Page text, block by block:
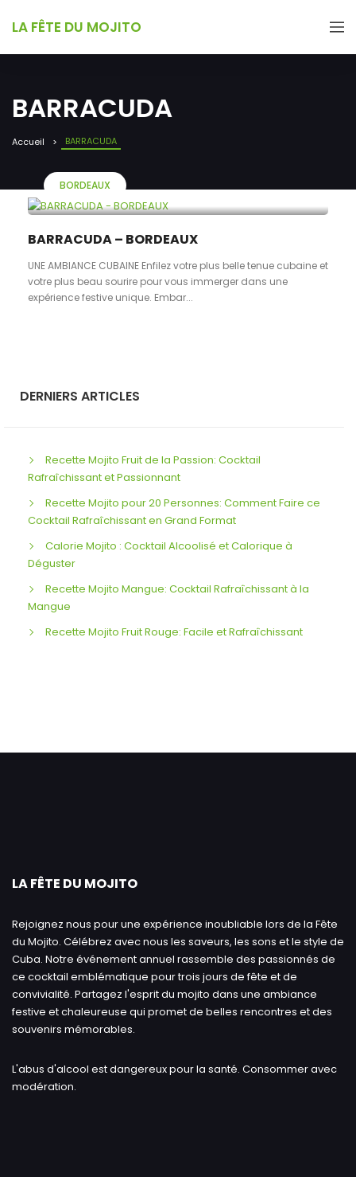
LA FÊTE DU MOJITO
BARRACUDA
Accueil BARRACUDA
BORDEAUX
BARRACUDA – BORDEAUX
UNE AMBIANCE CUBAINE Enfilez votre plus belle tenue cubaine et
votre plus beau sourire pour vous immerger dans une
expérience festive unique. Embar...
DERNIERS ARTICLES
Recette Mojito Fruit de la Passion: Cocktail
Rafraîchissant et Passionnant
Recette Mojito pour 20 Personnes: Comment Faire ce
Cocktail Rafraîchissant en Grand Format
Calorie Mojito : Cocktail Alcoolisé et Calorique à
Déguster
Recette Mojito Mangue: Cocktail Rafraîchissant à la
Mangue
Recette Mojito Fruit Rouge: Facile et Rafraîchissant
LA FÊTE DU MOJITO
Rejoignez nous pour une expérience inoubliable lors de la Fête
du Mojito. Célébrez avec nous les saveurs, les sons et le style de
Cuba. Notre événement annuel rassemble des passionnés de
ce cocktail emblématique pour trois jours de fête et de
convivialité. Partagez l'esprit du mojito dans une ambiance
festive et chaleureuse qui promet de belles rencontres et des
souvenirs mémorables.
L'abus d'alcool est dangereux pour la santé. Consommer avec
modération.